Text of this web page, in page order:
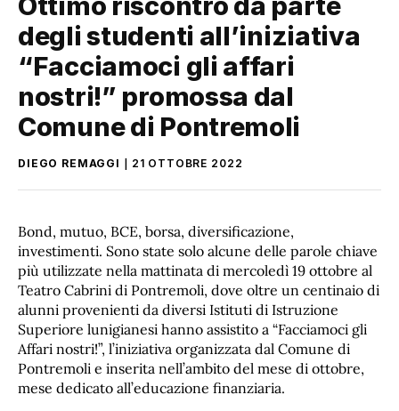
degli studenti all’iniziativa
“Facciamoci gli affari
nostri!” promossa dal
Comune di Pontremoli
DIEGO REMAGGI 21 OTTOBRE 2022
Bond, mutuo, BCE, borsa, diversificazione,
investimenti. Sono state solo alcune delle parole chiave
più utilizzate nella mattinata di mercoledì 19 ottobre al
Teatro Cabrini di Pontremoli, dove oltre un centinaio di
alunni provenienti da diversi Istituti di Istruzione
Superiore lunigianesi hanno assistito a “Facciamoci gli
Affari nostri!”, l’iniziativa organizzata dal Comune di
Pontremoli e inserita nell’ambito del mese di ottobre,
mese dedicato all’educazione finanziaria.